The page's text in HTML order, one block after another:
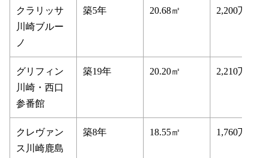
クラリッサ
川崎ブルー
ノ
築5年 20.68㎡ 2,200万円
グリフィン
川崎・西口
参番館
築19年 20.20㎡ 2,210万円
クレヴァン
ス川崎鹿島
築8年 18.55㎡ 1,760万円